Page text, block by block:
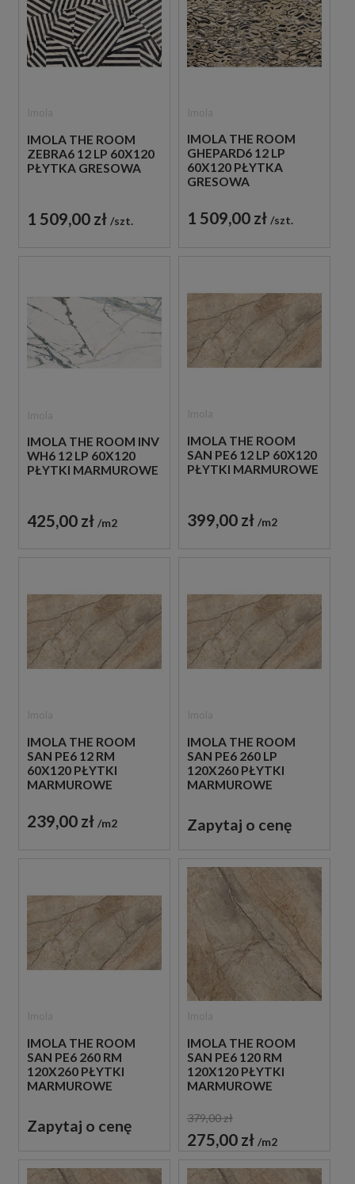
IMOLA THE ROOM
ZEBRA6 12 LP 60X120
PŁYTKA GRESOWA
1 509,00 zł szt.
IMOLA THE ROOM
GHEPARD6 12 LP
60X120 PŁYTKA
GRESOWA
1 509,00 zł szt.
IMOLA THE ROOM INV
WH6 12 LP 60X120
PŁYTKI MARMUROWE
425,00 zł m2
IMOLA THE ROOM
SAN PE6 12 LP 60X120
PŁYTKI MARMUROWE
399,00 zł m2
IMOLA THE ROOM
SAN PE6 12 RM
60X120 PŁYTKI
MARMUROWE
239,00 zł m2
IMOLA THE ROOM
SAN PE6 260 LP
120X260 PŁYTKI
MARMUROWE
Zapytaj o cenę
IMOLA THE ROOM
SAN PE6 260 RM
120X260 PŁYTKI
MARMUROWE
Zapytaj o cenę
IMOLA THE ROOM
SAN PE6 120 RM
120X120 PŁYTKI
MARMUROWE
379,00 zł
275,00 zł m2